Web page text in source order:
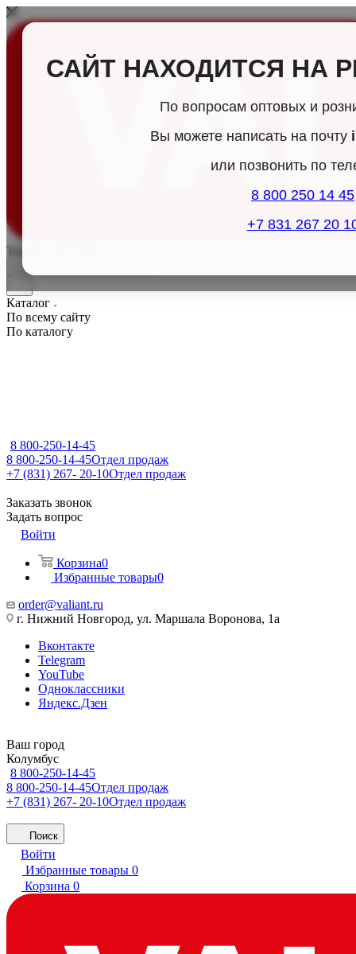
САЙТ НАХОДИТСЯ НА
По вопросам оптовых и
Вы можете написать на почту
или позвонить по
8 800 250 14 45
+7 831 267 20
Товары для дома
Каталог
По всему сайту
По каталогу
8 800-250-14-45
8 800-250-14-45Отдел продаж
+7 (831) 267- 20-10Отдел продаж
Заказать звонок
Задать вопрос
Войти
Корзина0
Избранные товары0
order@valiant.ru
г. Нижний Новгород, ул. Маршала Воронова, 1а
Вконтакте
Telegram
YouTube
Одноклассники
Яндекс.Дзен
Ваш город
Колумбус
8 800-250-14-45
8 800-250-14-45Отдел продаж
+7 (831) 267- 20-10Отдел продаж
Поиск
Войти
Избранные товары 0
Корзина 0